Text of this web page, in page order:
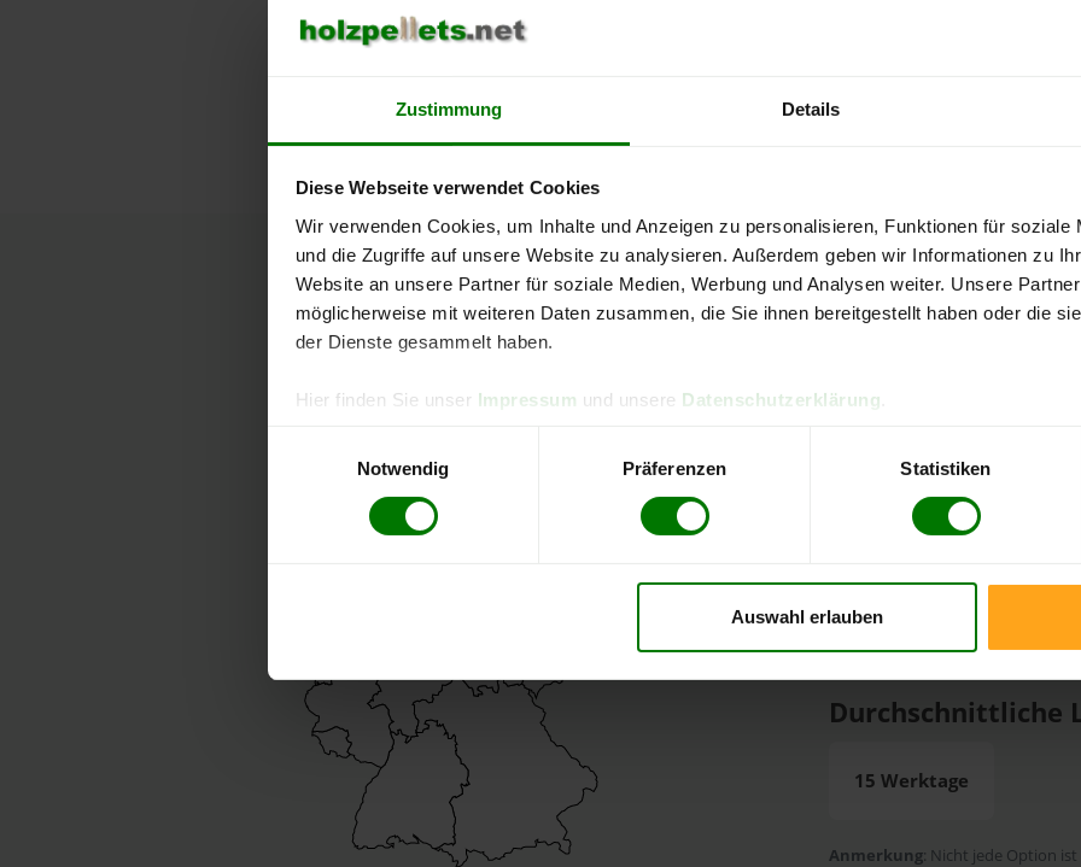
Zustimmung Details
Diese Webseite verwendet Cookies
Wir verwenden Cookies, um Inhalte und Anzeigen zu personalisieren, Funktionen für soziale
und die Zugriffe auf unsere Website zu analysieren. Außerdem geben wir Informationen zu
Website an unsere Partner für soziale Medien, Werbung und Analysen weiter. Unsere
möglicherweise mit weiteren Daten zusammen, die Sie ihnen bereitgestellt haben oder die
der Dienste gesammelt haben.
Hier finden Sie unser Impressum und unsere Datenschutzerklärung
Notwendig
Präferenzen Statistiken
Auswahl erlauben
Anmerkung
: Nicht jede Option
verfügbar und es muss nicht jede
Holzpellets Sackware von Raiffeisen
Pellets-Qualität
ENplus-A1
Rechnung
Durchschnittliche
15 Werktage
Anmerkung: Nicht jede Option